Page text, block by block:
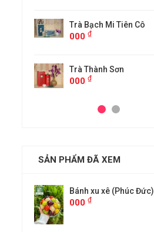
Mi Tiên Cô
Sơn
SẢN PHẨM ĐÃ XEM
Bánh xu xê (Phúc Đức)
000 ₫